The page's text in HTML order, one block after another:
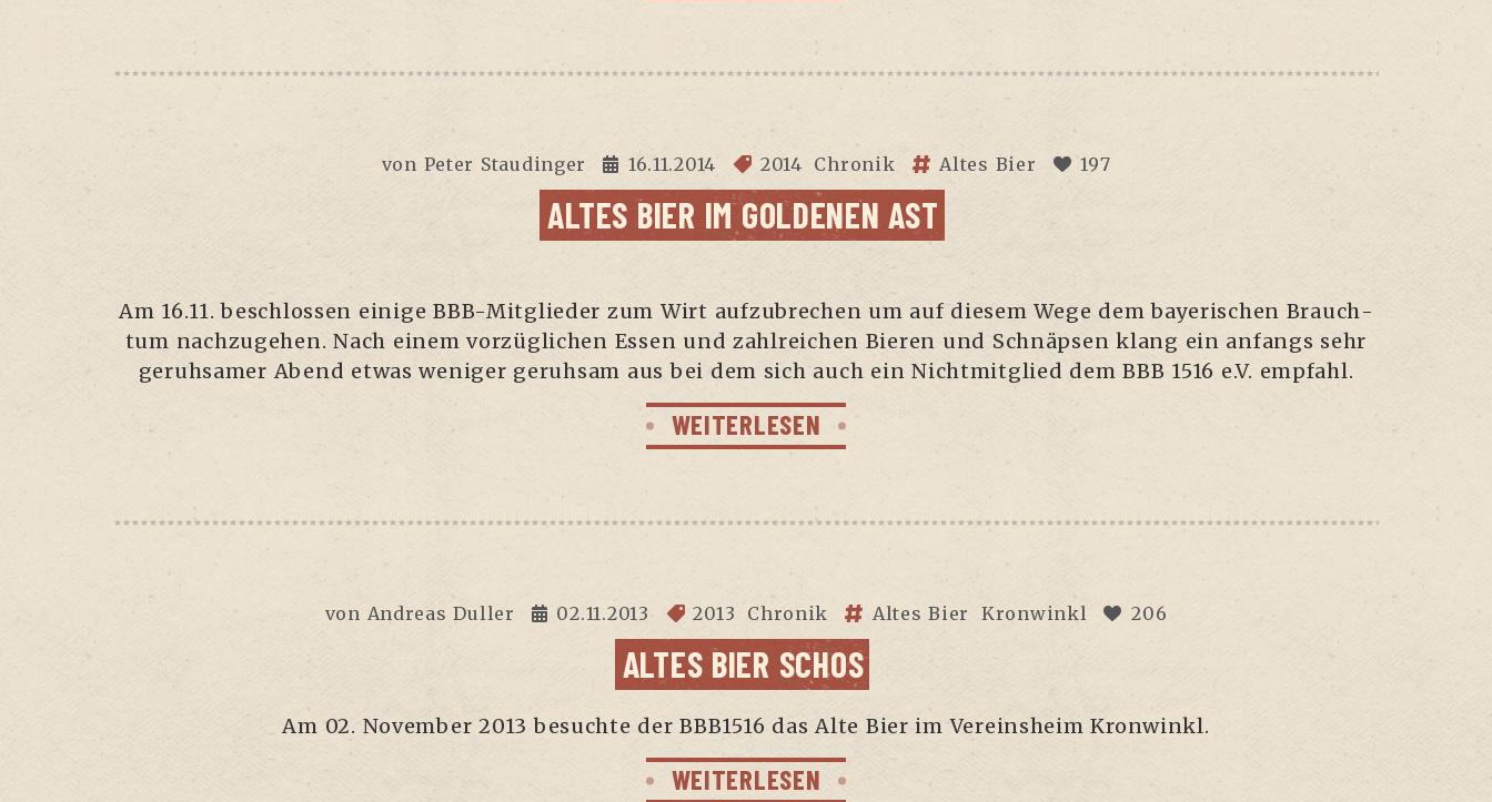
von Peter Staudinger 16.11.2014 2014 Chronik Altes Bier 197
ALTES BIER IM GOL­DE­NEN AST
Am 16.11. beschlos­sen eini­ge BBB-Mit­glie­der zum Wirt auf­zu­bre­chen um auf die­sem Wege dem baye­ri­schen Brauch­
tum nach­zu­ge­hen. Nach einem vor­züg­li­chen Essen und zahl­rei­chen Bie­ren und Schnäp­sen klang ein anfangs sehr
geruh­sa­mer Abend etwas weni­ger geruh­sam aus bei dem sich auch ein Nicht­mit­glied dem BBB 1516 e.V. empfahl.
WEITERLESEN
von Andreas Duller 02.11.2013 2013 Chronik Altes Bier Kronwinkl 206
ALTES BIER SCHOS
Am 02. Novem­ber 2013 besuch­te der BBB1516 das Alte Bier im Ver­eins­heim Kronwinkl.
WEITERLESEN